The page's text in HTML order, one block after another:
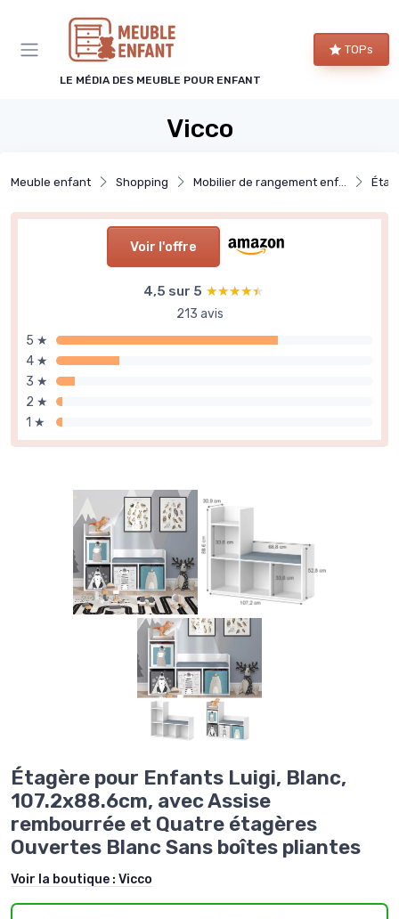
LE MÉDIA DES MEUBLE POUR ENFANT
TOPs
Vicco
Meuble enfant Shopping Mobilier de rangement enfant
Voir l'offre
4,5 sur 5 ★★★★★
★★★★★
213 avis
5 ★
4 ★
3 ★
2 ★
1 ★
Étagère pour Enfants Luigi, Blanc,
107.2x88.6cm, avec Assise
rembourrée et Quatre étagères
Ouvertes Blanc Sans boîtes pliantes
Voir la boutique : Vicco